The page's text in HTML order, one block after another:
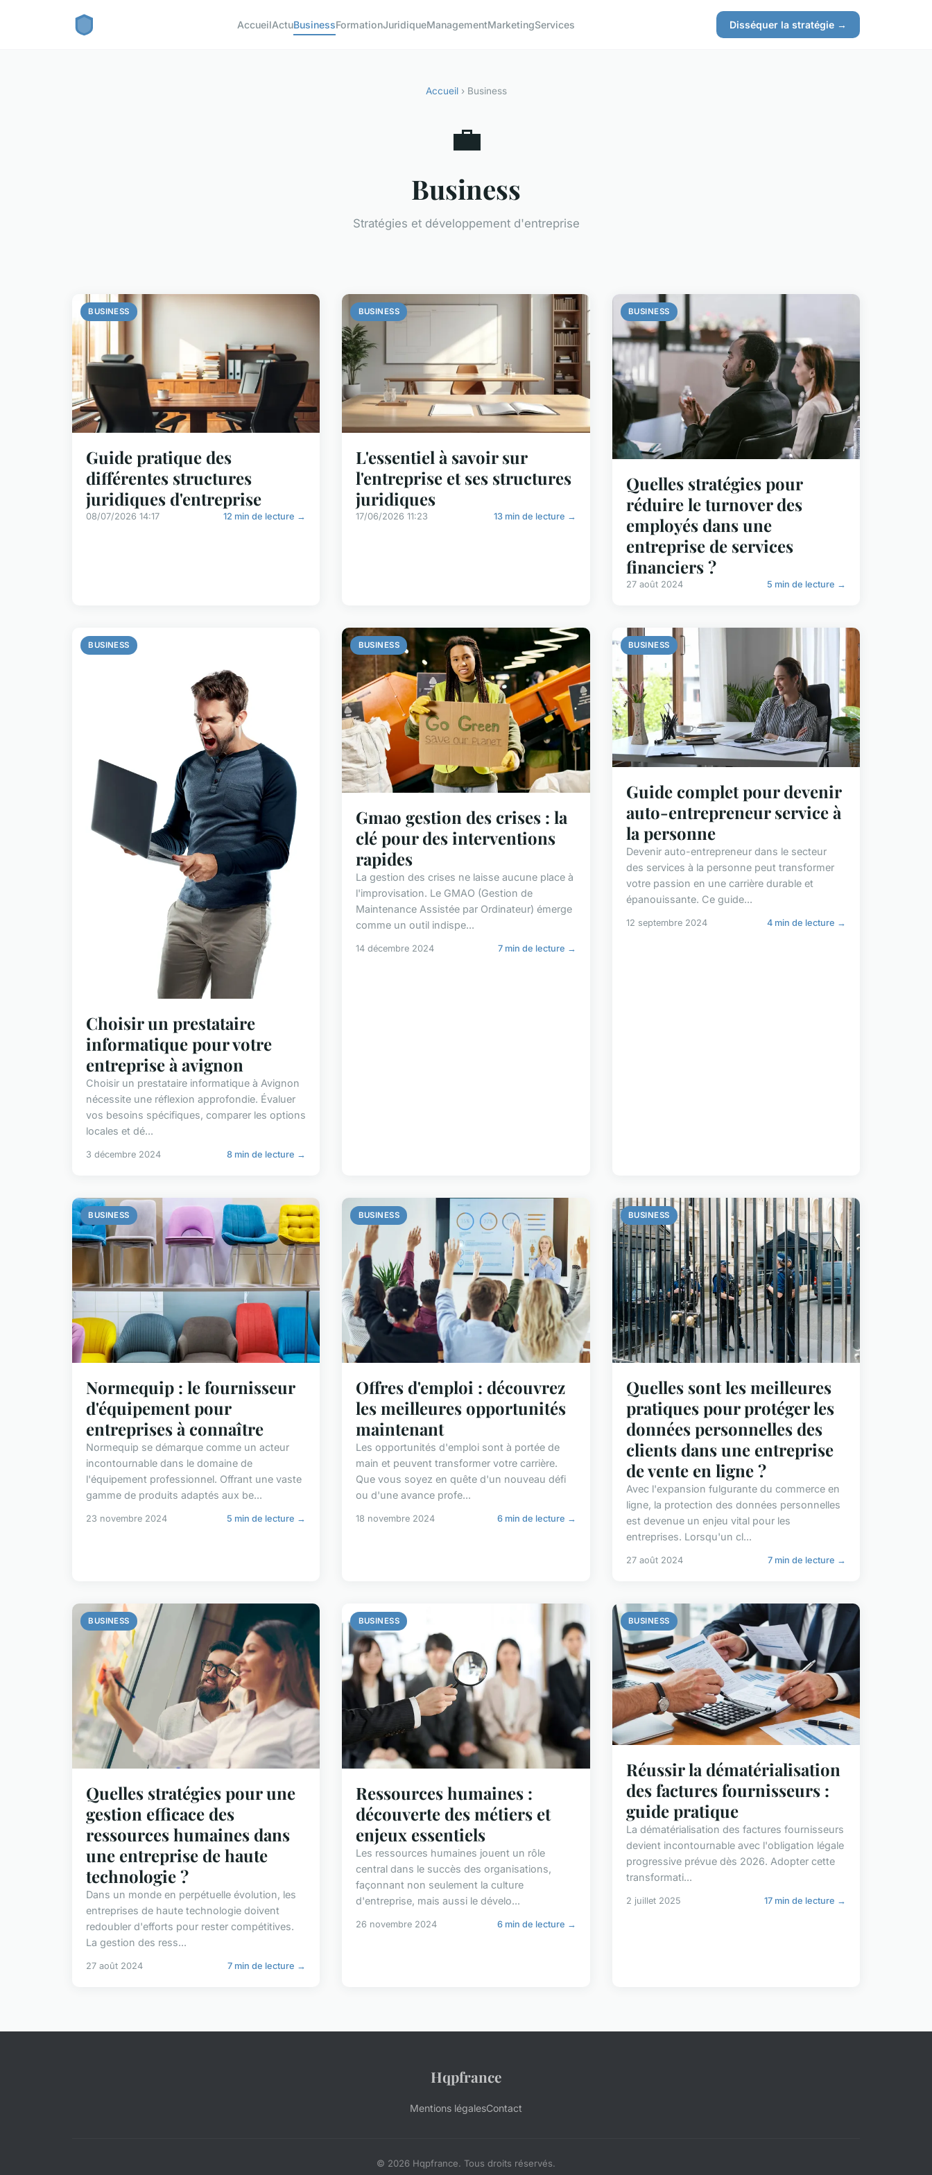
AccueilActuBusinessFormationJuridiqueManagementMarketingServices Disséquer la stratégie →
Accueil› Business
💼
Business
Stratégies et développement d'entreprise
BUSINESS
Guide pratique des
différentes structures
juridiques d'entreprise
08/07/2026 14:17 12 min de lecture →
BUSINESS
L'essentiel à savoir sur
l'entreprise et ses structures
juridiques
17/06/2026 11:23 13 min de lecture →
BUSINESS
Quelles stratégies pour
réduire le turnover des
employés dans une
entreprise de services
financiers ?
27 août 2024 5 min de lecture →
BUSINESS
Choisir un prestataire
informatique pour votre
entreprise à avignon
Choisir un prestataire informatique à Avignon
nécessite une réflexion approfondie. Évaluer
vos besoins spécifiques, comparer les options
locales et dé...
3 décembre 2024 8 min de lecture →
BUSINESS
Gmao gestion des crises : la
clé pour des interventions
rapides
La gestion des crises ne laisse aucune place à
l'improvisation. Le GMAO (Gestion de
Maintenance Assistée par Ordinateur) émerge
comme un outil indispe...
14 décembre 2024 7 min de lecture →
BUSINESS
Guide complet pour devenir
auto-entrepreneur service à
la personne
Devenir auto-entrepreneur dans le secteur
des services à la personne peut transformer
votre passion en une carrière durable et
épanouissante. Ce guide...
12 septembre 2024 4 min de lecture →
BUSINESS
Normequip : le fournisseur
d'équipement pour
entreprises à connaître
Normequip se démarque comme un acteur
incontournable dans le domaine de
l'équipement professionnel. Offrant une vaste
gamme de produits adaptés aux be...
23 novembre 2024 5 min de lecture →
BUSINESS
Offres d'emploi : découvrez
les meilleures opportunités
maintenant
Les opportunités d'emploi sont à portée de
main et peuvent transformer votre carrière.
Que vous soyez en quête d'un nouveau défi
ou d'une avance profe...
18 novembre 2024 6 min de lecture →
BUSINESS
Quelles sont les meilleures
pratiques pour protéger les
données personnelles des
clients dans une entreprise
de vente en ligne ?
Avec l'expansion fulgurante du commerce en
ligne, la protection des données personnelles
est devenue un enjeu vital pour les
entreprises. Lorsqu'un cl...
27 août 2024 7 min de lecture →
BUSINESS
Quelles stratégies pour une
gestion efficace des
ressources humaines dans
une entreprise de haute
technologie ?
Dans un monde en perpétuelle évolution, les
entreprises de haute technologie doivent
redoubler d'efforts pour rester compétitives.
La gestion des ress...
27 août 2024 7 min de lecture →
BUSINESS
Ressources humaines :
découverte des métiers et
enjeux essentiels
Les ressources humaines jouent un rôle
central dans le succès des organisations,
façonnant non seulement la culture
d'entreprise, mais aussi le dévelo...
26 novembre 2024 6 min de lecture →
BUSINESS
Réussir la dématérialisation
des factures fournisseurs :
guide pratique
La dématérialisation des factures fournisseurs
devient incontournable avec l'obligation légale
progressive prévue dès 2026. Adopter cette
transformati...
2 juillet 2025 17 min de lecture →
Hqpfrance
Mentions légalesContact
© 2026 Hqpfrance. Tous droits réservés.